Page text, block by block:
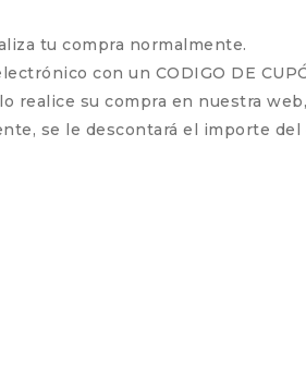
tu compra normalmente.
con un CODIGO DE
realice su compra en nuestra
se le descontará el importe